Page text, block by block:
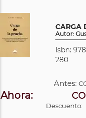
CARGA
Autor:
Isbn:
280
Antes:
Ahora:
Descuento: